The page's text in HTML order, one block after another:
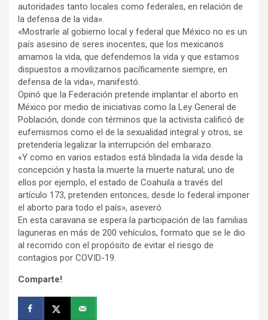
autoridades tanto locales como federales, en relación de
la defensa de la vida».
«Mostrarle al gobierno local y federal que México no es un
país asesino de seres inocentes, que los mexicanos
amamos la vida, que defendemos la vida y que estamos
dispuestos a movilizarnos pacíficamente siempre, en
defensa de la vida», manifestó.
Opinó que la Federación pretende implantar el aborto en
México por medio de iniciativas como la Ley General de
Población, donde con términos que la activista calificó de
eufemismos como el de la sexualidad integral y otros, se
pretendería legalizar la interrupción del embarazo.
«Y como en varios estados está blindada la vida desde la
concepción y hasta la muerte la muerte natural; uno de
ellos por ejemplo, el estado de Coahuila a través del
artículo 173, pretenden entonces, desde lo federal imponer
el aborto para todo el país», aseveró.
En esta caravana se espera la participación de las familias
laguneras en más de 200 vehículos, formato que se le dio
al recorrido con el propósito de evitar el riesgo de
contagios por COVID-19.
Comparte!